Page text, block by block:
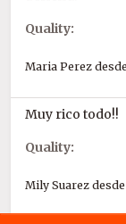
Quality:
Maria Perez desde
Muy rico todo!!
Quality:
Mily Suarez desde